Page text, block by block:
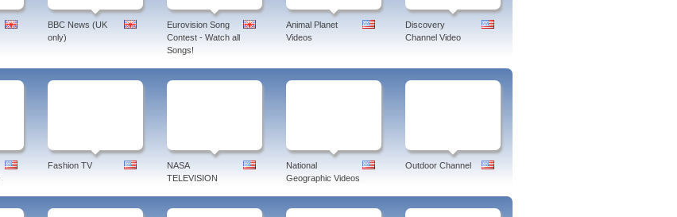
BBC News (UK
only)
Eurovision Song
Contest - Watch all
Songs!
Animal Planet
Videos
Discovery
Channel Video
Fashion TV
NASA
TELEVISION
National
Geographic Videos
Outdoor Channel